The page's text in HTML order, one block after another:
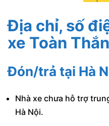
Địa chỉ, số
xe Toàn
Đón/trả tại Hà
Nhà xe chưa hỗ trợ
Hà Nội.